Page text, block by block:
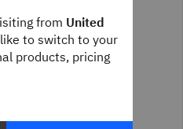
from United
to switch to your
products, pricing